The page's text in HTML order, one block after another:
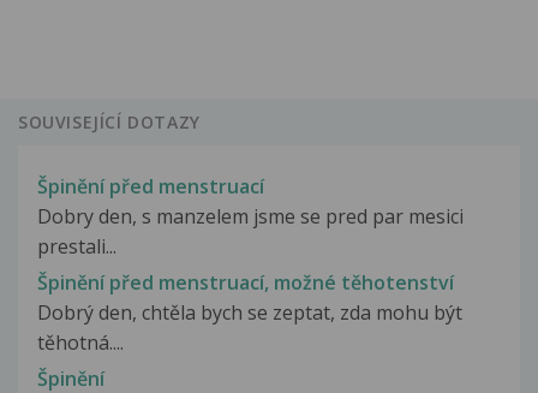
SOUVISEJÍCÍ DOTAZY
Špinění před menstruací
Dobry den, s manzelem jsme se pred par mesici
prestali...
Špinění před menstruací, možné těhotenství
Dobrý den, chtěla bych se zeptat, zda mohu být
těhotná....
Špinění